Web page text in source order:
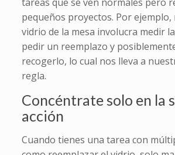
pequeños proyectos. Por ejemplo,
vidrio de la mesa involucra medir
pedir un reemplazo y
recogerlo, lo cual nos lleva a
regla.
Concéntrate solo en la
acción
Cuando tienes una tarea con